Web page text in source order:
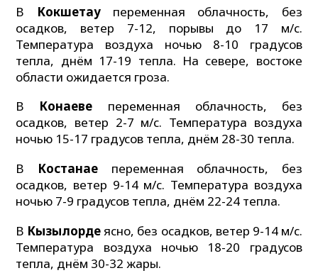
В Кокшетаупеременная облачность, без
осадков, ветер 7-12, порывы до 17 м/с.
Температура воздуха ночью 8-10 градусов
тепла, днём 17-19 тепла. На севере, востоке
области ожидается гроза.
В Конаеве переменная облачность, без
осадков, ветер 2-7 м/с. Температура воздуха
ночью 15-17 градусов тепла, днём 28-30 тепла.
В Костанаепеременная облачность, без
осадков, ветер 9-14 м/с. Температура воздуха
ночью 7-9 градусов тепла, днём 22-24 тепла.
В Кызылордеясно, без осадков, ветер 9-14 м/с.
Температура воздуха ночью 18-20 градусов
тепла, днём 30-32 жары.